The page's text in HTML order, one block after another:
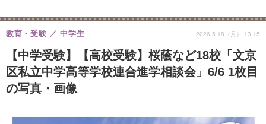
【中学受験】【高校受験】桜蔭など18校「文京
区私立中学高等学校連合進学相談会」6/6 1枚目
の写真・画像
教育・受験 中学生 2026.5.18（月） 13:15